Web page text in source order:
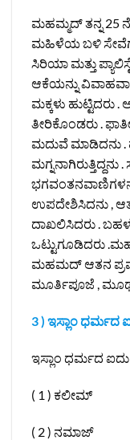
ಮಹಮ್ಮದ್ ತನ್ನ 25
ಮಹಿಳೆಯ ಬಳಿ ಸೇವೆಗೆ
ಸಿರಿಯಾ ಮತ್ತು
ಆಕೆಯನ್ನು
ಮಕ್ಕಳು ಹುಟ್ಟಿದರು .
ತೀರಿಕೊಂಡರು .
ಮದುವೆ ಮಾಡಿದನು .
ಮಗ್ನನಾಗಿರುತ್ತಿದ್ದನು
ಉಪದೇಶಿಸಿದನು ,
ದಾಖಲಿಸಿದರು . ಬಹಳ
ಒಟ್ಟುಗೂಡಿದರು
ಮಹಮದ್ ಆತನ
ಮೂರ್ತಿಪೂಜೆ ,
3 ) ಇಸ್ಲಾಂ ಧರ್ಮದ
ಇಸ್ಲಾಂ ಧರ್ಮದ
( 1 ) ಕಲೀಮ್
( 2 ) ನಮಾಜ್